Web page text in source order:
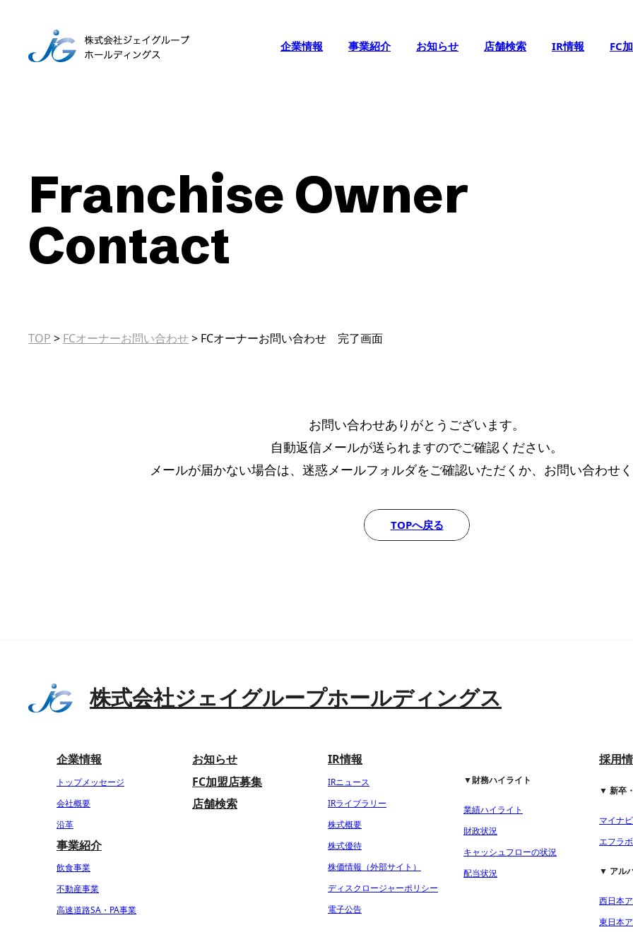
企業情報 事業紹介 お知らせ 店舗検索 IR情報 FC
Franchise Owner
Contact
TOP > FCオーナーお問い合わせ > FCオーナーお問い合わせ 完了画面
お問い合わせありがとうございます。
自動返信メールが送られますのでご確認ください。
メールが届かない場合は、迷惑メールフォルダをご確認いただくか、お問い合わせ
TOPへ戻る
株式会社ジェイグループホールディングス
企業情報
トップメッセージ
会社概要
沿革
事業紹介
飲食事業
不動産事業
高速道路SA・PA事業
お知らせ
FC加盟店募集
店舗検索
IR情報
IRニュース
IRライブラリー
株式概要
株式優待
株価情報（外部サイト）
ディスクロージャーポリシー
電子公告
▼財務ハイライト
業績ハイライト
財政状況
キャッシュフローの状況
配当状況
採用
▼ 新卒
マイナ
エフラ
▼ アル
西日本
東日本